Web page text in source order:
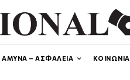
ΑΜΥΝΑ – ΑΣΦΑΛΕΙΑ ΚΟΙΝΩΝΙΑ